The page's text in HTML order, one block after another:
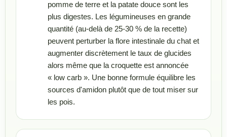
pomme de terre et la patate douce sont les
plus digestes. Les légumineuses en grande
quantité (au-delà de 25-30 % de la recette)
peuvent perturber la flore intestinale du chat et
augmenter discrètement le taux de glucides
alors même que la croquette est annoncée
« low carb ». Une bonne formule équilibre les
sources d'amidon plutôt que de tout miser sur
les pois.